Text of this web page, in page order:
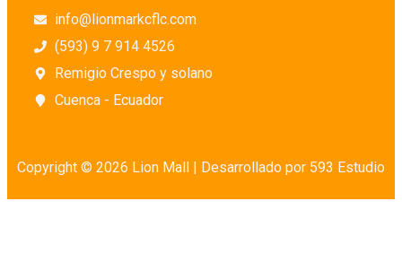
info@lionmarkcflc.com
(593) 9 7 914 4526
Remigio Crespo y solano
Cuenca - Ecuador
Copyright © 2026 Lion Mall | Desarrollado por 593 Estudio